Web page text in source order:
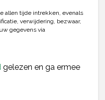
allen tijde intrekken, evenals
verwijdering, bezwaar,
gegevens via
gelezen en ga ermee